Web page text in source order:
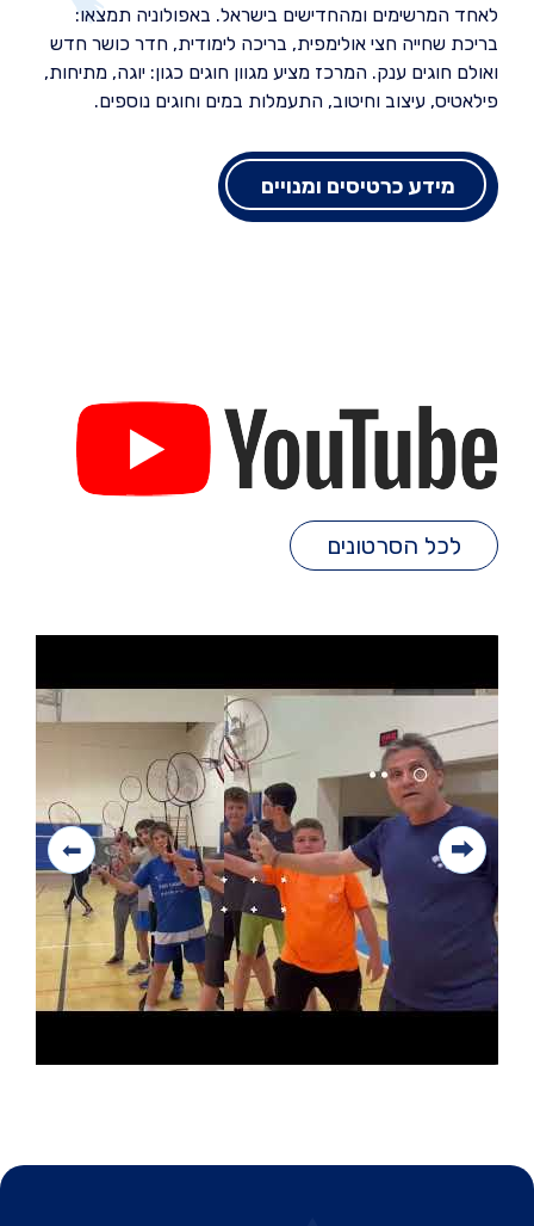
לאחד המרשימים ומהחדישים בישראל. באפולוניה תמצאו:
בריכת שחייה חצי אולימפית, בריכה לימודית, חדר כושר חדש
ואולם חוגים ענק. המרכז מציע מגוון חוגים כגון: יוגה, מתיחות,
פילאטיס, עיצוב וחיטוב, התעמלות במים וחוגים נוספים.
מידע כרטיסים ומנויים
לכל הסרטונים